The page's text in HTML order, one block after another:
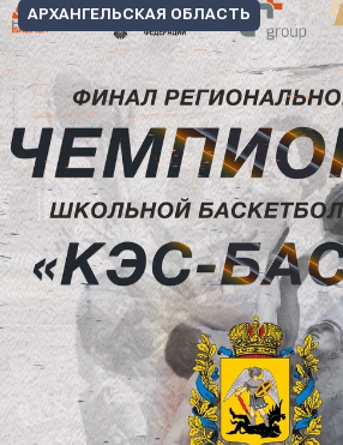
АРХАНГЕЛЬСКАЯ ОБЛАСТЬ